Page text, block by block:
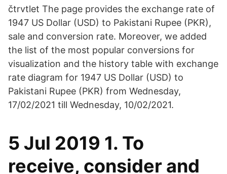
čtrvtlet The page provides the exchange rate of
1947 US Dollar (USD) to Pakistani Rupee (PKR),
sale and conversion rate. Moreover, we added
the list of the most popular conversions for
visualization and the history table with exchange
rate diagram for 1947 US Dollar (USD) to
Pakistani Rupee (PKR) from Wednesday,
17/02/2021 till Wednesday, 10/02/2021.
5 Jul 2019 1. To
receive, consider and